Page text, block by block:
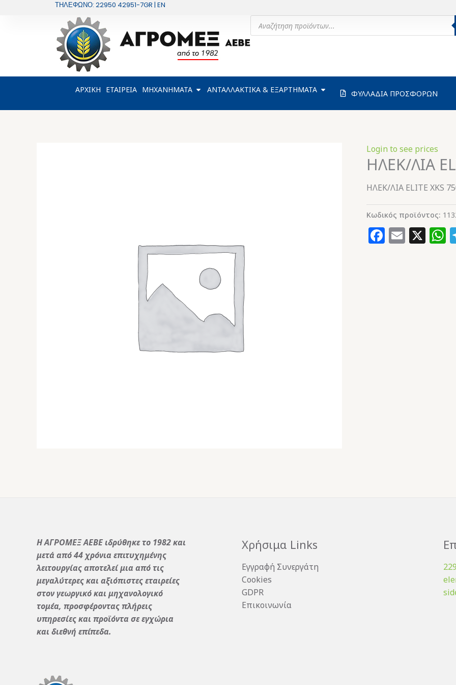
ΤΗΛΕΦΩΝΟ: 22950 42951-7GR | EN
Products
search
ΑΡΧΙΚΗ ΕΤΑΙΡΕΙΑ ΜΗΧΑΝΗΜΑΤΑ OPEN ΜΗΧΑΝΗΜΑΤΑ
ΑΝΤΑΛΛΑΚΤΙΚΑ & ΕΞΑΡΤΗΜΑΤΑ OPEN ΑΝΤΑΛΛΑΚΤΙΚΑ & ΕΞΑΡΤΗΜΑΤΑ
ΦΥΛΛΑΔΙΑ ΠΡΟΣΦΟΡΩΝ
Login to see prices
ΗΛΕΚ/ΛΙΑ
ΗΛΕΚ/ΛΙΑ ELITE XKS
Κωδικός προϊόντος:
Email
X
Η ΑΓΡΟΜΕΞ ΑΕΒΕ ιδρύθηκε το 1982 και
μετά από 44 χρόνια επιτυχημένης
λειτουργίας αποτελεί μια από τις
μεγαλύτερες και αξιόπιστες εταιρείες
στον γεωργικό και μηχανολογικό
τομέα, προσφέροντας πλήρεις
υπηρεσίες και προϊόντα σε εγχώρια
και διεθνή επίπεδα.
Χρήσιμα Links
Εγγραφή Συνεργάτη
Cookies
GDPR
Επικοινωνία